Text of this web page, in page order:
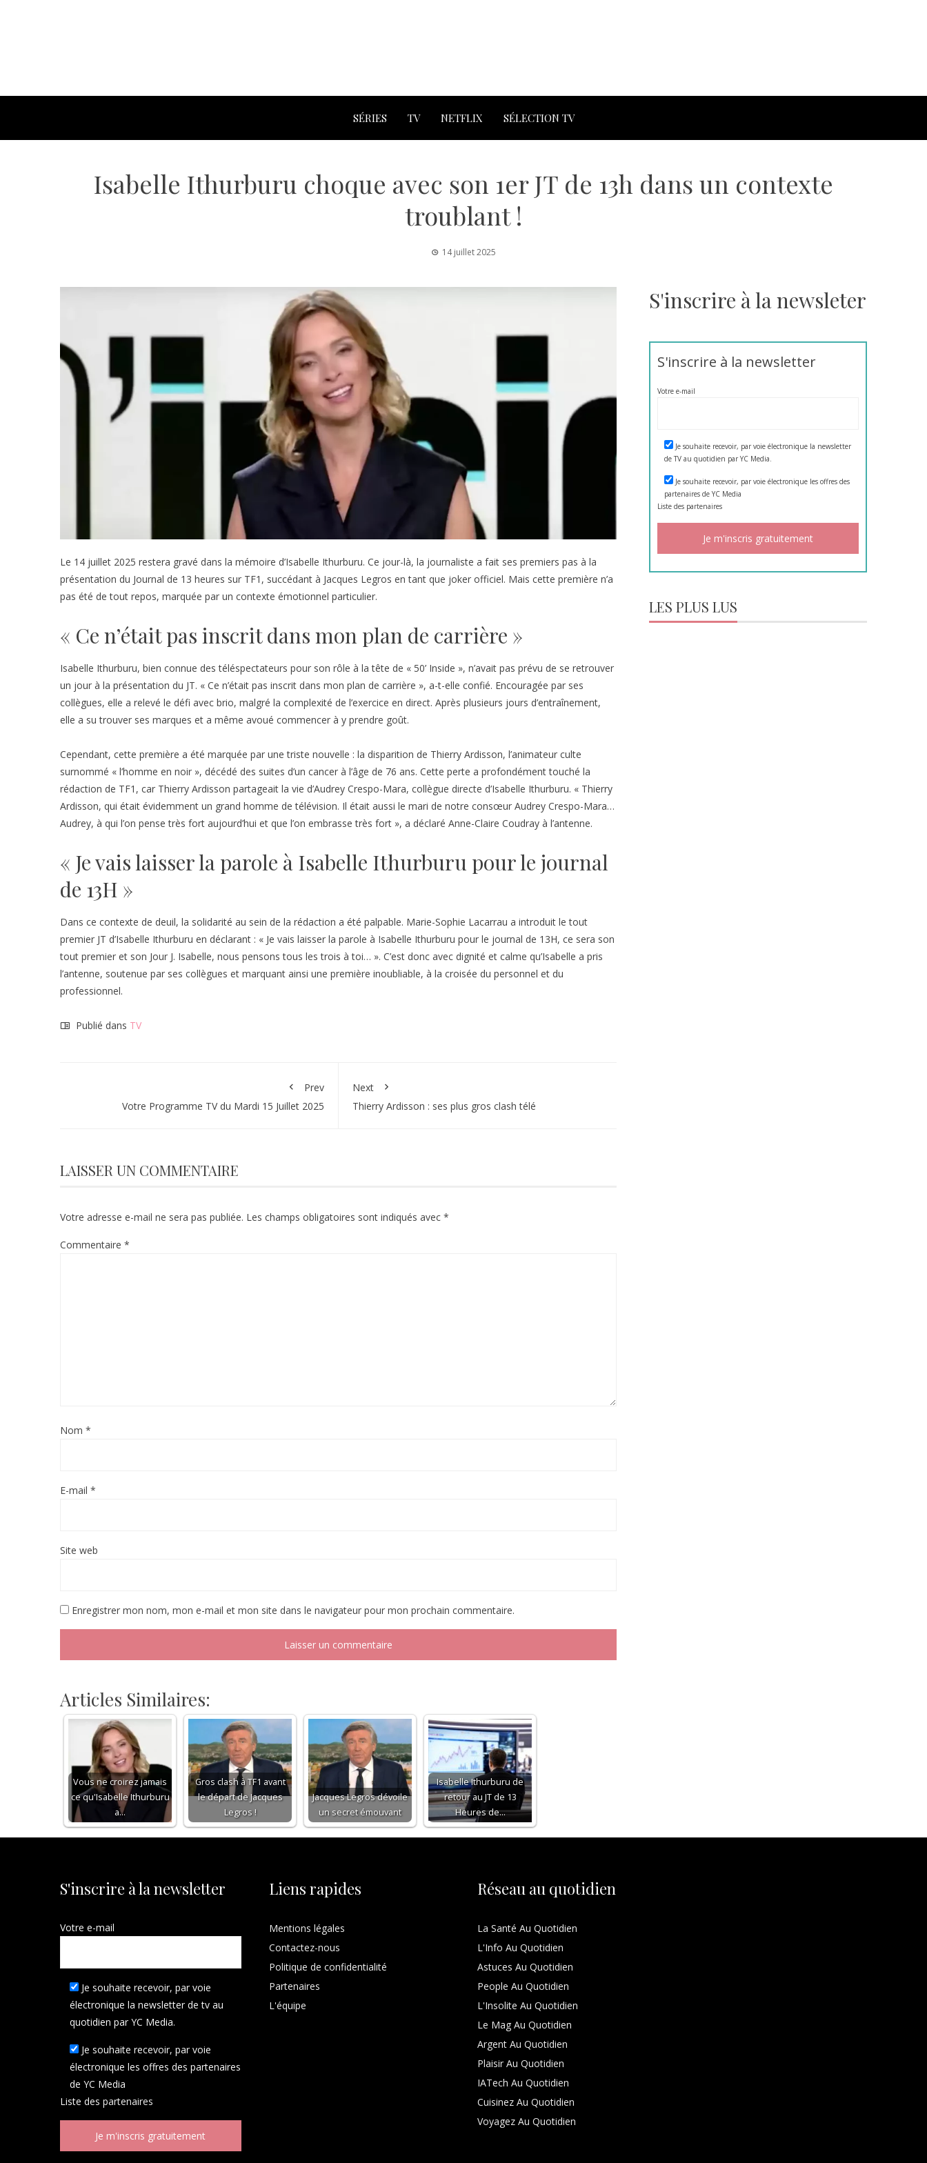
SÉRIES TV NETFLIX SÉLECTION TV
Isabelle Ithurburu choque avec son 1er JT de 13h dans un contexte
troublant !
14 juillet 2025
Le 14 juillet 2025 restera gravé dans la mémoire d’Isabelle Ithurburu. Ce jour-là, la journaliste a fait ses premiers pas à la
présentation du Journal de 13 heures sur TF1, succédant à Jacques Legros en tant que joker officiel. Mais cette première n’a
pas été de tout repos, marquée par un contexte émotionnel particulier.
« Ce n’était pas inscrit dans mon plan de carrière »
Isabelle Ithurburu, bien connue des téléspectateurs pour son rôle à la tête de « 50’ Inside », n’avait pas prévu de se retrouver
un jour à la présentation du JT. « Ce n’était pas inscrit dans mon plan de carrière », a-t-elle confié. Encouragée par ses
collègues, elle a relevé le défi avec brio, malgré la complexité de l’exercice en direct. Après plusieurs jours d’entraînement,
elle a su trouver ses marques et a même avoué commencer à y prendre goût.
Cependant, cette première a été marquée par une triste nouvelle : la disparition de Thierry Ardisson, l’animateur culte
surnommé « l’homme en noir », décédé des suites d’un cancer à l’âge de 76 ans. Cette perte a profondément touché la
rédaction de TF1, car Thierry Ardisson partageait la vie d’Audrey Crespo-Mara, collègue directe d’Isabelle Ithurburu. « Thierry
Ardisson, qui était évidemment un grand homme de télévision. Il était aussi le mari de notre consœur Audrey Crespo-Mara…
Audrey, à qui l’on pense très fort aujourd’hui et que l’on embrasse très fort », a déclaré Anne-Claire Coudray à l’antenne.
« Je vais laisser la parole à Isabelle Ithurburu pour le journal
de 13H »
Dans ce contexte de deuil, la solidarité au sein de la rédaction a été palpable. Marie-Sophie Lacarrau a introduit le tout
premier JT d’Isabelle Ithurburu en déclarant : « Je vais laisser la parole à Isabelle Ithurburu pour le journal de 13H, ce sera son
tout premier et son Jour J. Isabelle, nous pensons tous les trois à toi… ». C’est donc avec dignité et calme qu’Isabelle a pris
l’antenne, soutenue par ses collègues et marquant ainsi une première inoubliable, à la croisée du personnel et du
professionnel.
Publié dans TV
Prev
Votre Programme TV du Mardi 15 Juillet 2025
Next
Thierry Ardisson : ses plus gros clash télé
LAISSER UN COMMENTAIRE
Votre adresse e-mail ne sera pas publiée. Les champs obligatoires sont indiqués avec *
Commentaire *
Nom *
E-mail *
Site web
Enregistrer mon nom, mon e-mail et mon site dans le navigateur pour mon prochain commentaire.
Articles Similaires:
Vous ne croirez jamais
ce qu'Isabelle Ithurburu
a…
Gros clash à TF1 avant
le départ de Jacques
Legros !
Jacques Legros dévoile
un secret émouvant
Isabelle Ithurburu de
retour au JT de 13
Heures de…
S'inscrire à la newsleter
S'inscrire à la newsletter
Votre e-mail
Je souhaite recevoir, par voie électronique la newsletter
de TV au quotidien par YC Media.
Je souhaite recevoir, par voie électronique les offres des
partenaires de YC Media
Liste des partenaires
LES PLUS LUS
S'inscrire à la newsletter
Votre e-mail
Je souhaite recevoir, par voie
électronique la newsletter de tv au
quotidien par YC Media.
Je souhaite recevoir, par voie
électronique les offres des partenaires
de YC Media
Liste des partenaires
Liens rapides
Mentions légales
Contactez-nous
Politique de confidentialité
Partenaires
L'équipe
Réseau au quotidien
La Santé Au Quotidien
L'Info Au Quotidien
Astuces Au Quotidien
People Au Quotidien
L'Insolite Au Quotidien
Le Mag Au Quotidien
Argent Au Quotidien
Plaisir Au Quotidien
IATech Au Quotidien
Cuisinez Au Quotidien
Voyagez Au Quotidien